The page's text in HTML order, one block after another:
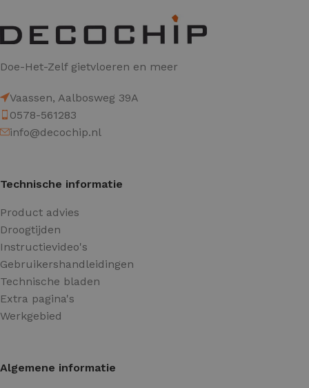
Doe-Het-Zelf gietvloeren en meer
Vaassen, Aalbosweg 39A
0578-561283
info@decochip.nl
Technische informatie
Product advies
Droogtijden
Instructievideo's
Gebruikershandleidingen
Technische bladen
Extra pagina's
Werkgebied
Algemene informatie